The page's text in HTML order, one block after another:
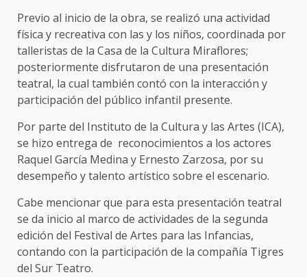
Previo al inicio de la obra, se realizó una actividad
física y recreativa con las y los niños, coordinada por
talleristas de la Casa de la Cultura Miraflores;
posteriormente disfrutaron de una presentación
teatral, la cual también contó con la interacción y
participación del público infantil presente.
Por parte del Instituto de la Cultura y las Artes (ICA),
se hizo entrega de reconocimientos a los actores
Raquel García Medina y Ernesto Zarzosa, por su
desempeño y talento artístico sobre el escenario.
Cabe mencionar que para esta presentación teatral
se da inicio al marco de actividades de la segunda
edición del Festival de Artes para las Infancias,
contando con la participación de la compañía Tigres
del Sur Teatro.